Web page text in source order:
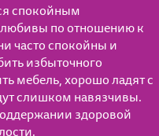
спокойным
по отношению к
часто спокойны и
избыточного
мебель, хорошо ладят с
слишком навязчивы.
здоровой